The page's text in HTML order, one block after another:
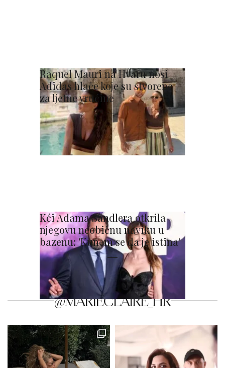
Raquel Mauri na Hvaru nosi
Adidas hlače koje su stvorene
za ljetne vrućine
Kći Adama Sandlera otkrila
njegovu neobičnu naviku u
bazenu: 'Kunem se da je istina'
@MARIECLAIRE_HR